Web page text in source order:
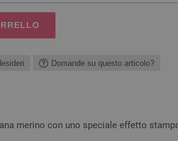
Domande su questo articolo?
merino con uno speciale effetto